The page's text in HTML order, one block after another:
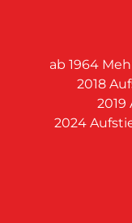
ab 1964
2018
2019
2024